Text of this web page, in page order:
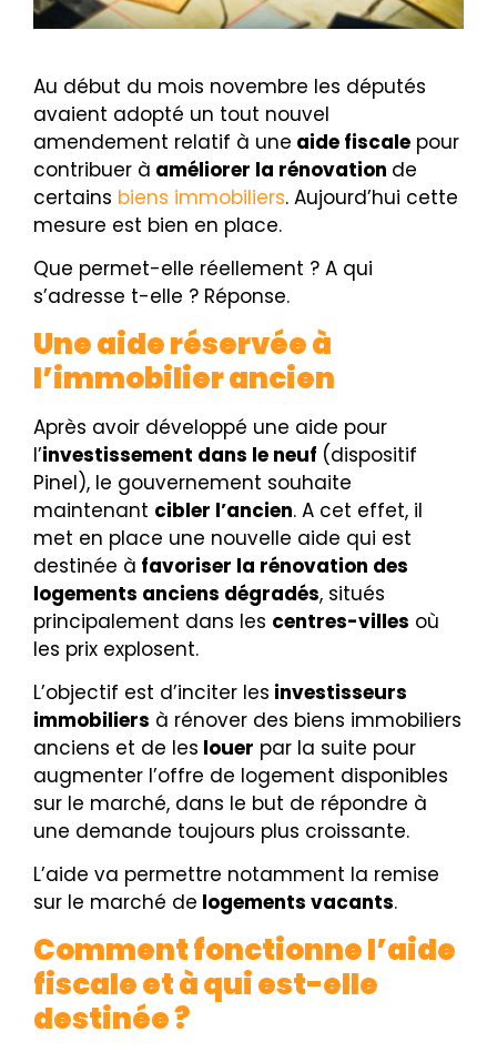
Au début du mois novembre les députés
avaient adopté un tout nouvel
amendement relatif à une aide fiscale pour
contribuer à améliorer la rénovation de
certains biens immobiliers. Aujourd’hui cette
mesure est bien en place.
Que permet-elle réellement ? A qui
s’adresse t-elle ? Réponse.
Une aide réservée à
l’immobilier ancien
Après avoir développé une aide pour
l’investissement dans le neuf (dispositif
Pinel), le gouvernement souhaite
maintenant cibler l’ancien. A cet effet, il
met en place une nouvelle aide qui est
destinée à favoriser la rénovation des
logements anciens dégradés, situés
principalement dans les centres-villes où
les prix explosent.
L’objectif est d’inciter les investisseurs
immobiliers à rénover des biens immobiliers
anciens et de les louer par la suite pour
augmenter l’offre de logement disponibles
sur le marché, dans le but de répondre à
une demande toujours plus croissante.
L’aide va permettre notamment la remise
sur le marché de logements vacants.
Comment fonctionne l’aide
fiscale et à qui est-elle
destinée ?